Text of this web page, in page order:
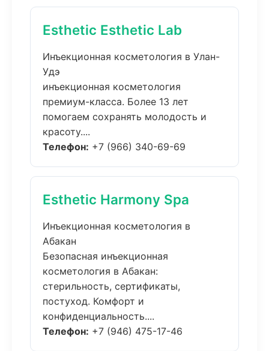
Esthetic Esthetic Lab
Инъекционная косметология в Улан-
Удэ
инъекционная косметология
премиум-класса. Более 13 лет
помогаем сохранять молодость и
красоту....
Телефон: +7 (966) 340-69-69
Esthetic Harmony Spa
Инъекционная косметология в
Абакан
Безопасная инъекционная
косметология в Абакан:
стерильность, сертификаты,
постуход. Комфорт и
конфиденциальность....
Телефон: +7 (946) 475-17-46